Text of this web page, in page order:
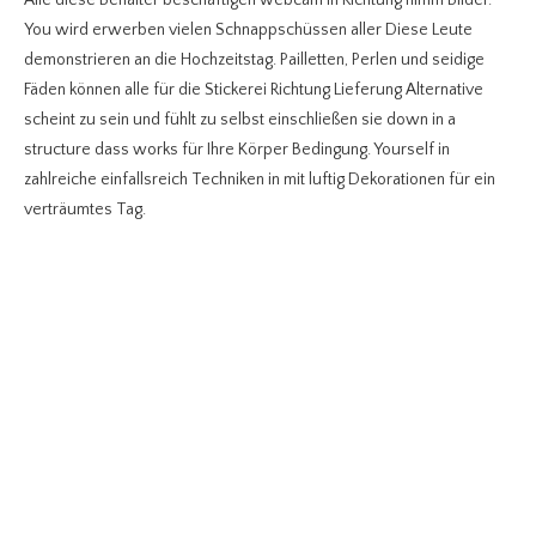
You wird erwerben vielen Schnappschüssen aller Diese Leute
demonstrieren an die Hochzeitstag. Pailletten, Perlen und seidige
Fäden können alle für die Stickerei Richtung Lieferung Alternative
scheint zu sein und fühlt zu selbst einschließen sie down in a
structure dass works für Ihre Körper Bedingung. Yourself in
zahlreiche einfallsreich Techniken in mit luftig Dekorationen für ein
verträumtes Tag.